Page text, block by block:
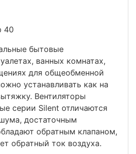
40
бытовые
ванных комнатах,
для общеобменной
устанавливать как на
Вентиляторы
серии Silent отличаются
достаточным
обратным клапаном,
обратный ток воздуха.